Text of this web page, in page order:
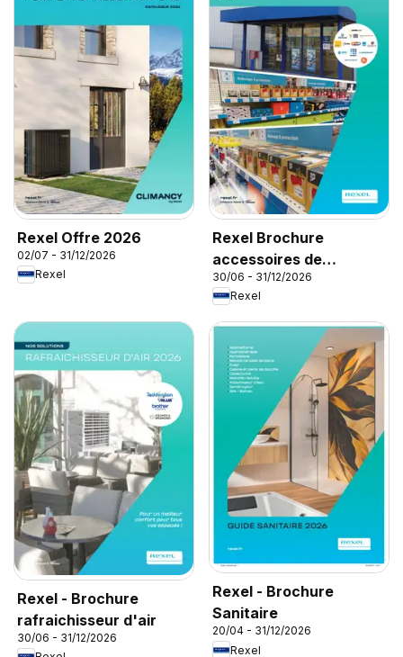
Rexel Offre 2026
02/07 - 31/12/2026
Rexel
Rexel Brochure
accessoires de
climatisation
30/06 - 31/12/2026
Rexel
Rexel - Brochure
rafraichisseur d'air
30/06 - 31/12/2026
Rexel - Brochure
Sanitaire
20/04 - 31/12/2026
Rexel